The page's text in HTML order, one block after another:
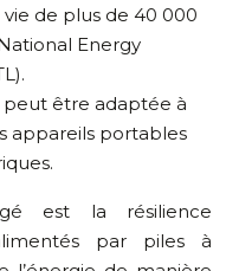
de plus de 40 000
Energy
peut être adaptée à
appareils portables
est la résilience
par piles à